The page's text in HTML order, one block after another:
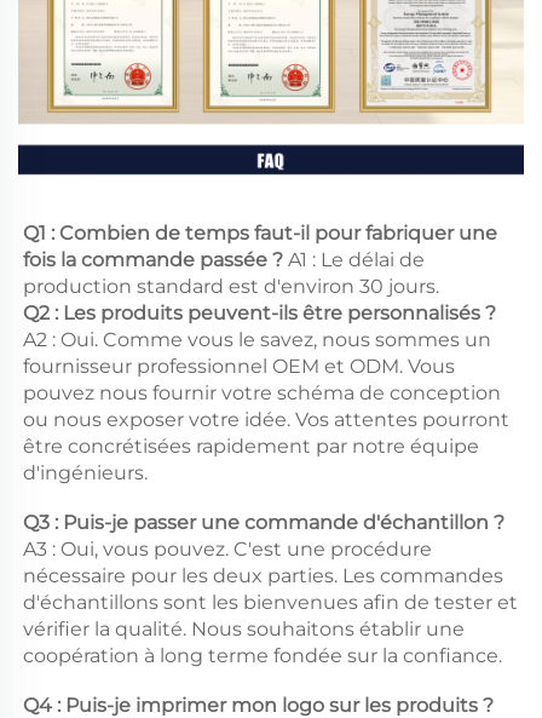
Q1 : Combien de temps faut-il pour fabriquer une
fois la commande passée ? A1 : Le délai de
production standard est d'environ 30 jours.
A2 : Oui. Comme vous le savez, nous sommes un
fournisseur professionnel OEM et ODM. Vous
pouvez nous fournir votre schéma de conception
ou nous exposer votre idée. Vos attentes pourront
être concrétisées rapidement par notre équipe
d'ingénieurs.
A3 : Oui, vous pouvez. C'est une procédure
nécessaire pour les deux parties. Les commandes
d'échantillons sont les bienvenues afin de tester et
vérifier la qualité. Nous souhaitons établir une
coopération à long terme fondée sur la confiance.